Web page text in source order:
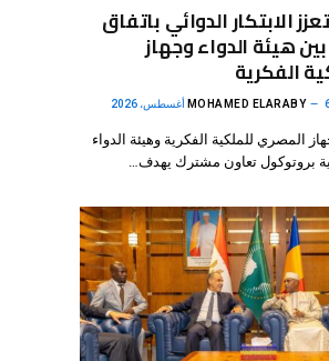
الابتكار الدوائي باتفاق
هيئة الدواء وجهاز
الفكرية
MOHAMED ELARABY 2026
المصري للملكية الفكرية وهيئة الدواء
بروتوكول تعاون مشترك يهدف…